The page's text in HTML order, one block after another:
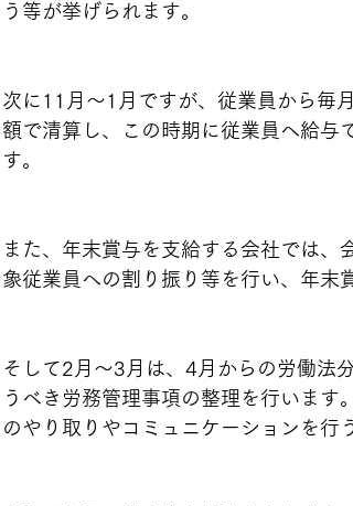
う等が挙げられます。
次に11月～1月ですが、従業員から毎
額で清算し、この時期に従業員へ給与
す。
また、年末賞与を支給する会社では、
象従業員への割り振り等を行い、年末
そして2月～3月は、4月からの労働法
うべき労務管理事項の整理を行います
のやり取りやコミュニケーションを行